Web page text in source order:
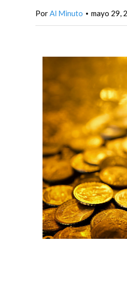
PorAl Minuto • mayo 29,